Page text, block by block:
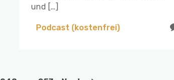
und […]
Podcast (kostenfrei)